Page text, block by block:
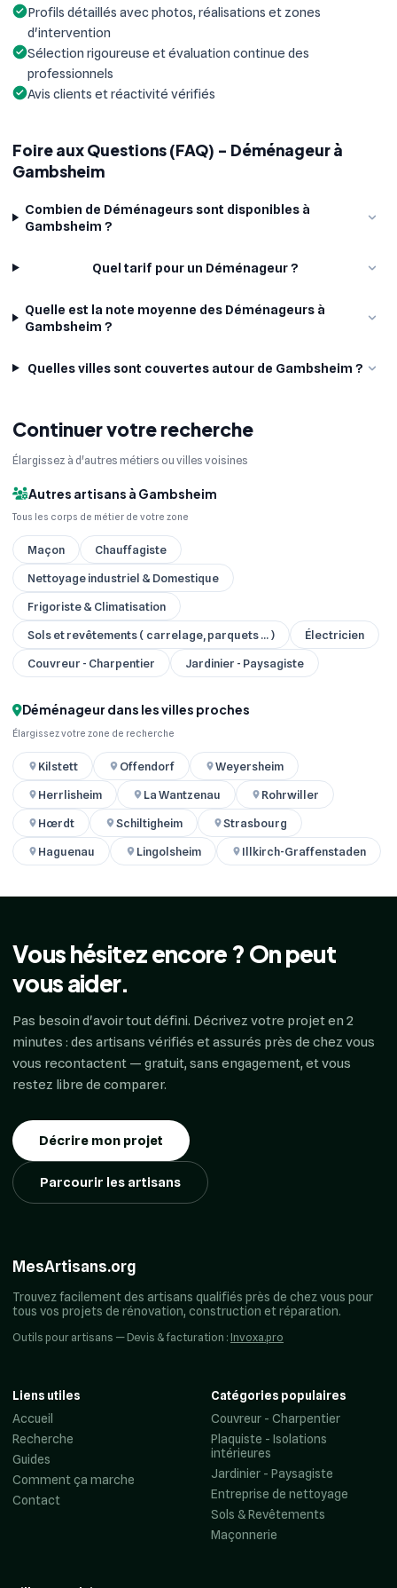
Profils détaillés avec photos, réalisations et zones
d'intervention
Sélection rigoureuse et évaluation continue des
professionnels
Avis clients et réactivité vérifiés
Foire aux Questions (FAQ) - Déménageur à
Gambsheim
Combien de Déménageurs sont disponibles à
Gambsheim ?
Quel tarif pour un Déménageur ?
Quelle est la note moyenne des Déménageurs à
Gambsheim ?
Quelles villes sont couvertes autour de Gambsheim ?
Continuer votre recherche
Élargissez à d'autres métiers ou villes voisines
Autres artisans à Gambsheim
Tous les corps de métier de votre zone
Maçon
Chauffagiste
Nettoyage industriel & Domestique
Frigoriste & Climatisation
Sols et revêtements ( carrelage, parquets ... )
Électricien
Couvreur - Charpentier
Jardinier - Paysagiste
Déménageur dans les villes proches
Élargissez votre zone de recherche
Kilstett Offendorf
Weyersheim
Herrlisheim
La Wantzenau
Rohrwiller
Hœrdt
Schiltigheim
Strasbourg
Haguenau
Lingolsheim Illkirch-Graffenstaden
Vous hésitez encore ? On peut
vous aider.
Pas besoin d'avoir tout défini. Décrivez votre projet en 2
minutes : des artisans vérifiés et assurés près de chez vous
vous recontactent — gratuit, sans engagement, et vous
restez libre de comparer.
Décrire mon projet
Parcourir les artisans
MesArtisans.org
Trouvez facilement des artisans qualifiés près de chez vous pour
tous vos projets de rénovation, construction et réparation.
Outils pour artisans — Devis & facturation : Invoxa.pro
Liens utiles
Accueil
Recherche
Guides
Comment ça marche
Contact
Catégories populaires
Couvreur - Charpentier
Plaquiste - Isolations
intérieures
Jardinier - Paysagiste
Entreprise de nettoyage
Sols & Revêtements
Maçonnerie